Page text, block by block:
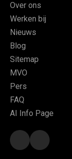
Over ons
Werken bij
Nieuws
Blog
Sitemap
MVO
Pers
FAQ
AI Info Page